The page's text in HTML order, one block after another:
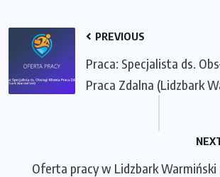
PREVIOUS
Praca: Specjalista ds.
Praca Zdalna (Lidzbark
Oferta pracy w Lidzbark Warmiński